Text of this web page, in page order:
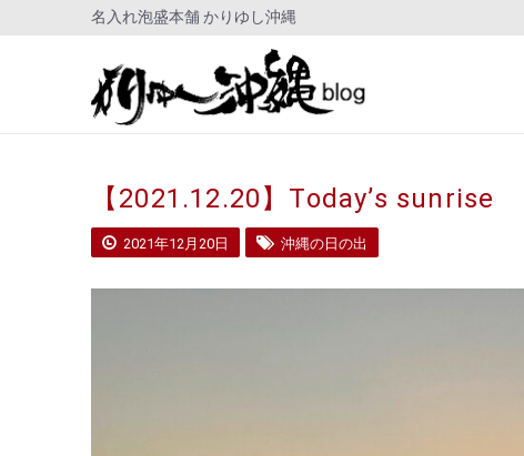
名入れ泡盛本舗 かりゆし沖縄
【2021.12.20】Today’s sunrise
2021年12月20日 沖縄の日の出